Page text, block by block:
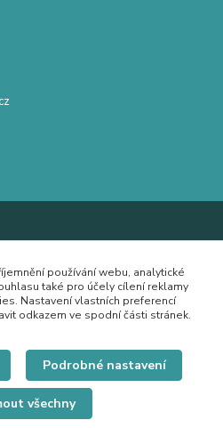
používání webu, analytické
také pro účely cílení reklamy
Nastavení vlastních preferencí
odkazem ve spodní části stránek.
Podrobné nastavení
všechny